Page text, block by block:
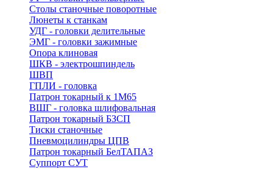
Столы станочные поворотные
Люнеты к станкам
УДГ - головки делительные
ЭМГ - головки зажимные
Опора клиновая
ШКВ - электрошпиндель
ШВП
ГПЛИ - головка
Патрон токарный к 1М65
ВШГ - головка шлифовальная
Патрон токарный БЗСП
Тиски станочные
Пневмоцилиндры ЦПВ
Патрон токарный БелТАПАЗ
Суппорт СУТ